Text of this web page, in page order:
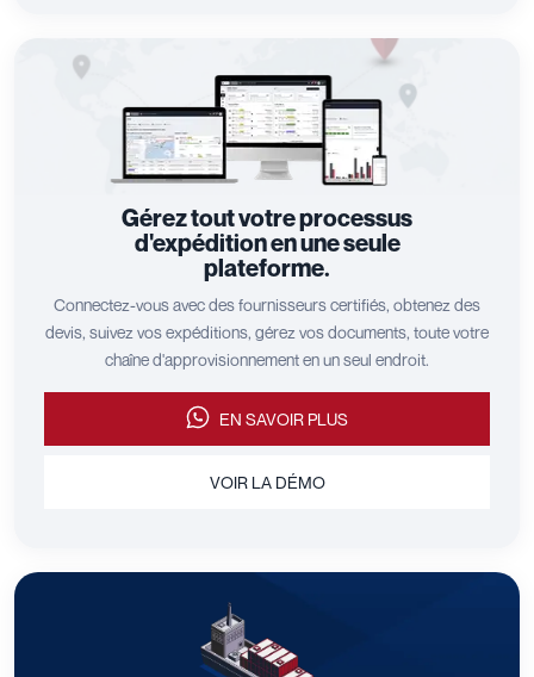
Gérez tout votre processus
d'expédition en une seule
plateforme.
Connectez-vous avec des fournisseurs certifiés, obtenez des
devis, suivez vos expéditions, gérez vos documents, toute votre
chaîne d'approvisionnement en un seul endroit.
EN SAVOIR PLUS
VOIR LA DÉMO